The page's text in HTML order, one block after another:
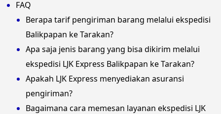
FAQ
Berapa tarif pengiriman barang melalui ekspedisi
Balikpapan ke Tarakan?
Apa saja jenis barang yang bisa dikirim melalui
ekspedisi LJK Express Balikpapan ke Tarakan?
Apakah LJK Express menyediakan asuransi
pengiriman?
Bagaimana cara memesan layanan ekspedisi LJK